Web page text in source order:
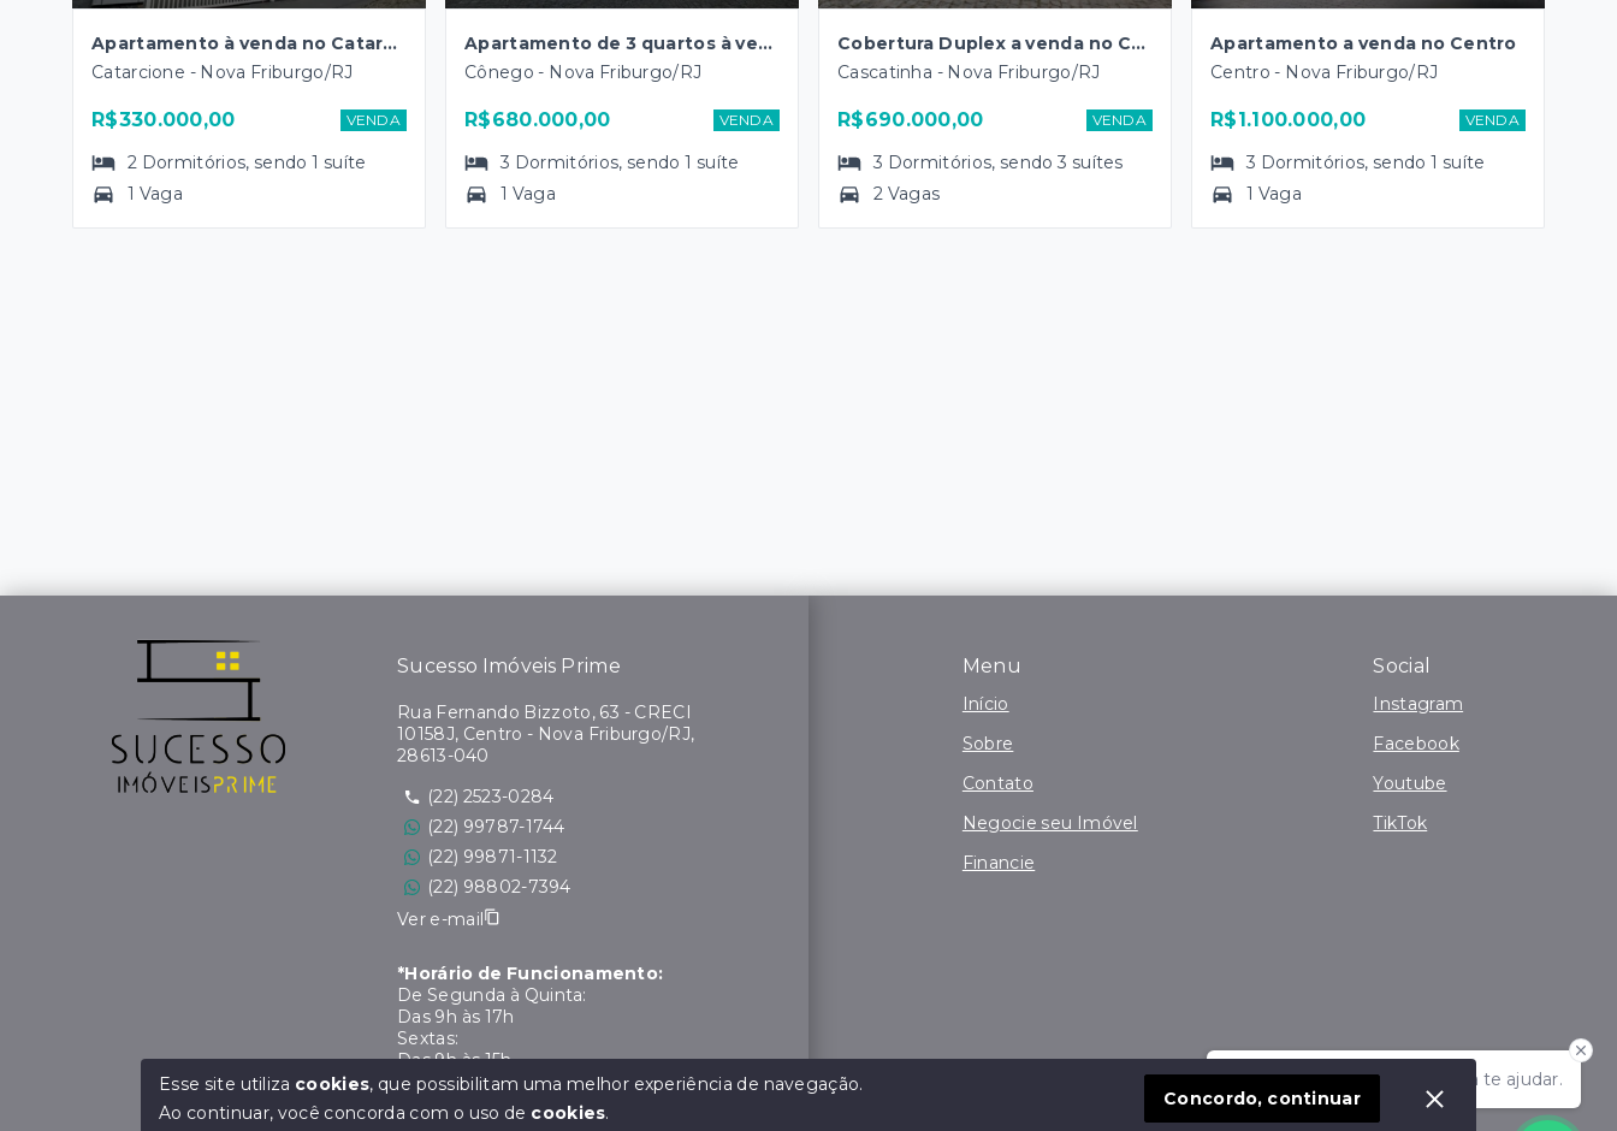
Apartamento à venda no Catarcione
Catarcione - Nova Friburgo/RJ
R$330.000,00 VENDA
2 Dormitórios, sendo1 suíte
1 Vaga
Apartamento de 3 quartos à venda no Cônego
Cônego - Nova Friburgo/RJ
R$680.000,00 VENDA
3 Dormitórios, sendo1 suíte
1 Vaga
Cobertura Duplex a venda no Cascatinha
Cascatinha - Nova Friburgo/RJ
R$690.000,00 VENDA
3 Dormitórios, sendo3 suítes
2 Vagas
Apartamento a venda no Centro
Centro - Nova Friburgo/RJ
R$1.100.000,00 VENDA
3 Dormitórios, sendo1 suíte
1 Vaga
Olá! Estamos disponíveis para te ajudar.
Menu
Início
Sobre
Contato
Negocie seu Imóvel
Financie
Social
Instagram
Facebook
Youtube
TikTok
Sucesso Imóveis Prime
Rua Fernando Bizzoto, 63 - CRECI
10158J, Centro - Nova Friburgo/RJ,
28613-040
(22) 2523-0284
(22) 99787-1744
(22) 99871-1132
(22) 98802-7394
Ver e-mail
*Horário de Funcionamento:
De Segunda à Quinta:
Das 9h às 17h
Sextas:
Das 9h às 15h
*Horário de Almoço:
Esse site utiliza cookies, que possibilitam uma melhor experiência de navegação.
Ao continuar, você concorda com o uso de cookies.
Concordo, continuar